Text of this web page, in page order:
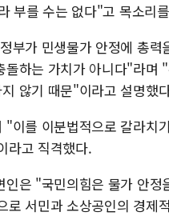
부를 수는 없다"고 목소리
부가 민생물가 안정에 총
돌하는 가치가 아니다"라며
않기 때문"이라고 설명했
"이를 이분법적으로 갈라치
라고 직격했다.
인은 "국민의힘은 물가 안
로 서민과 소상공인의 경제